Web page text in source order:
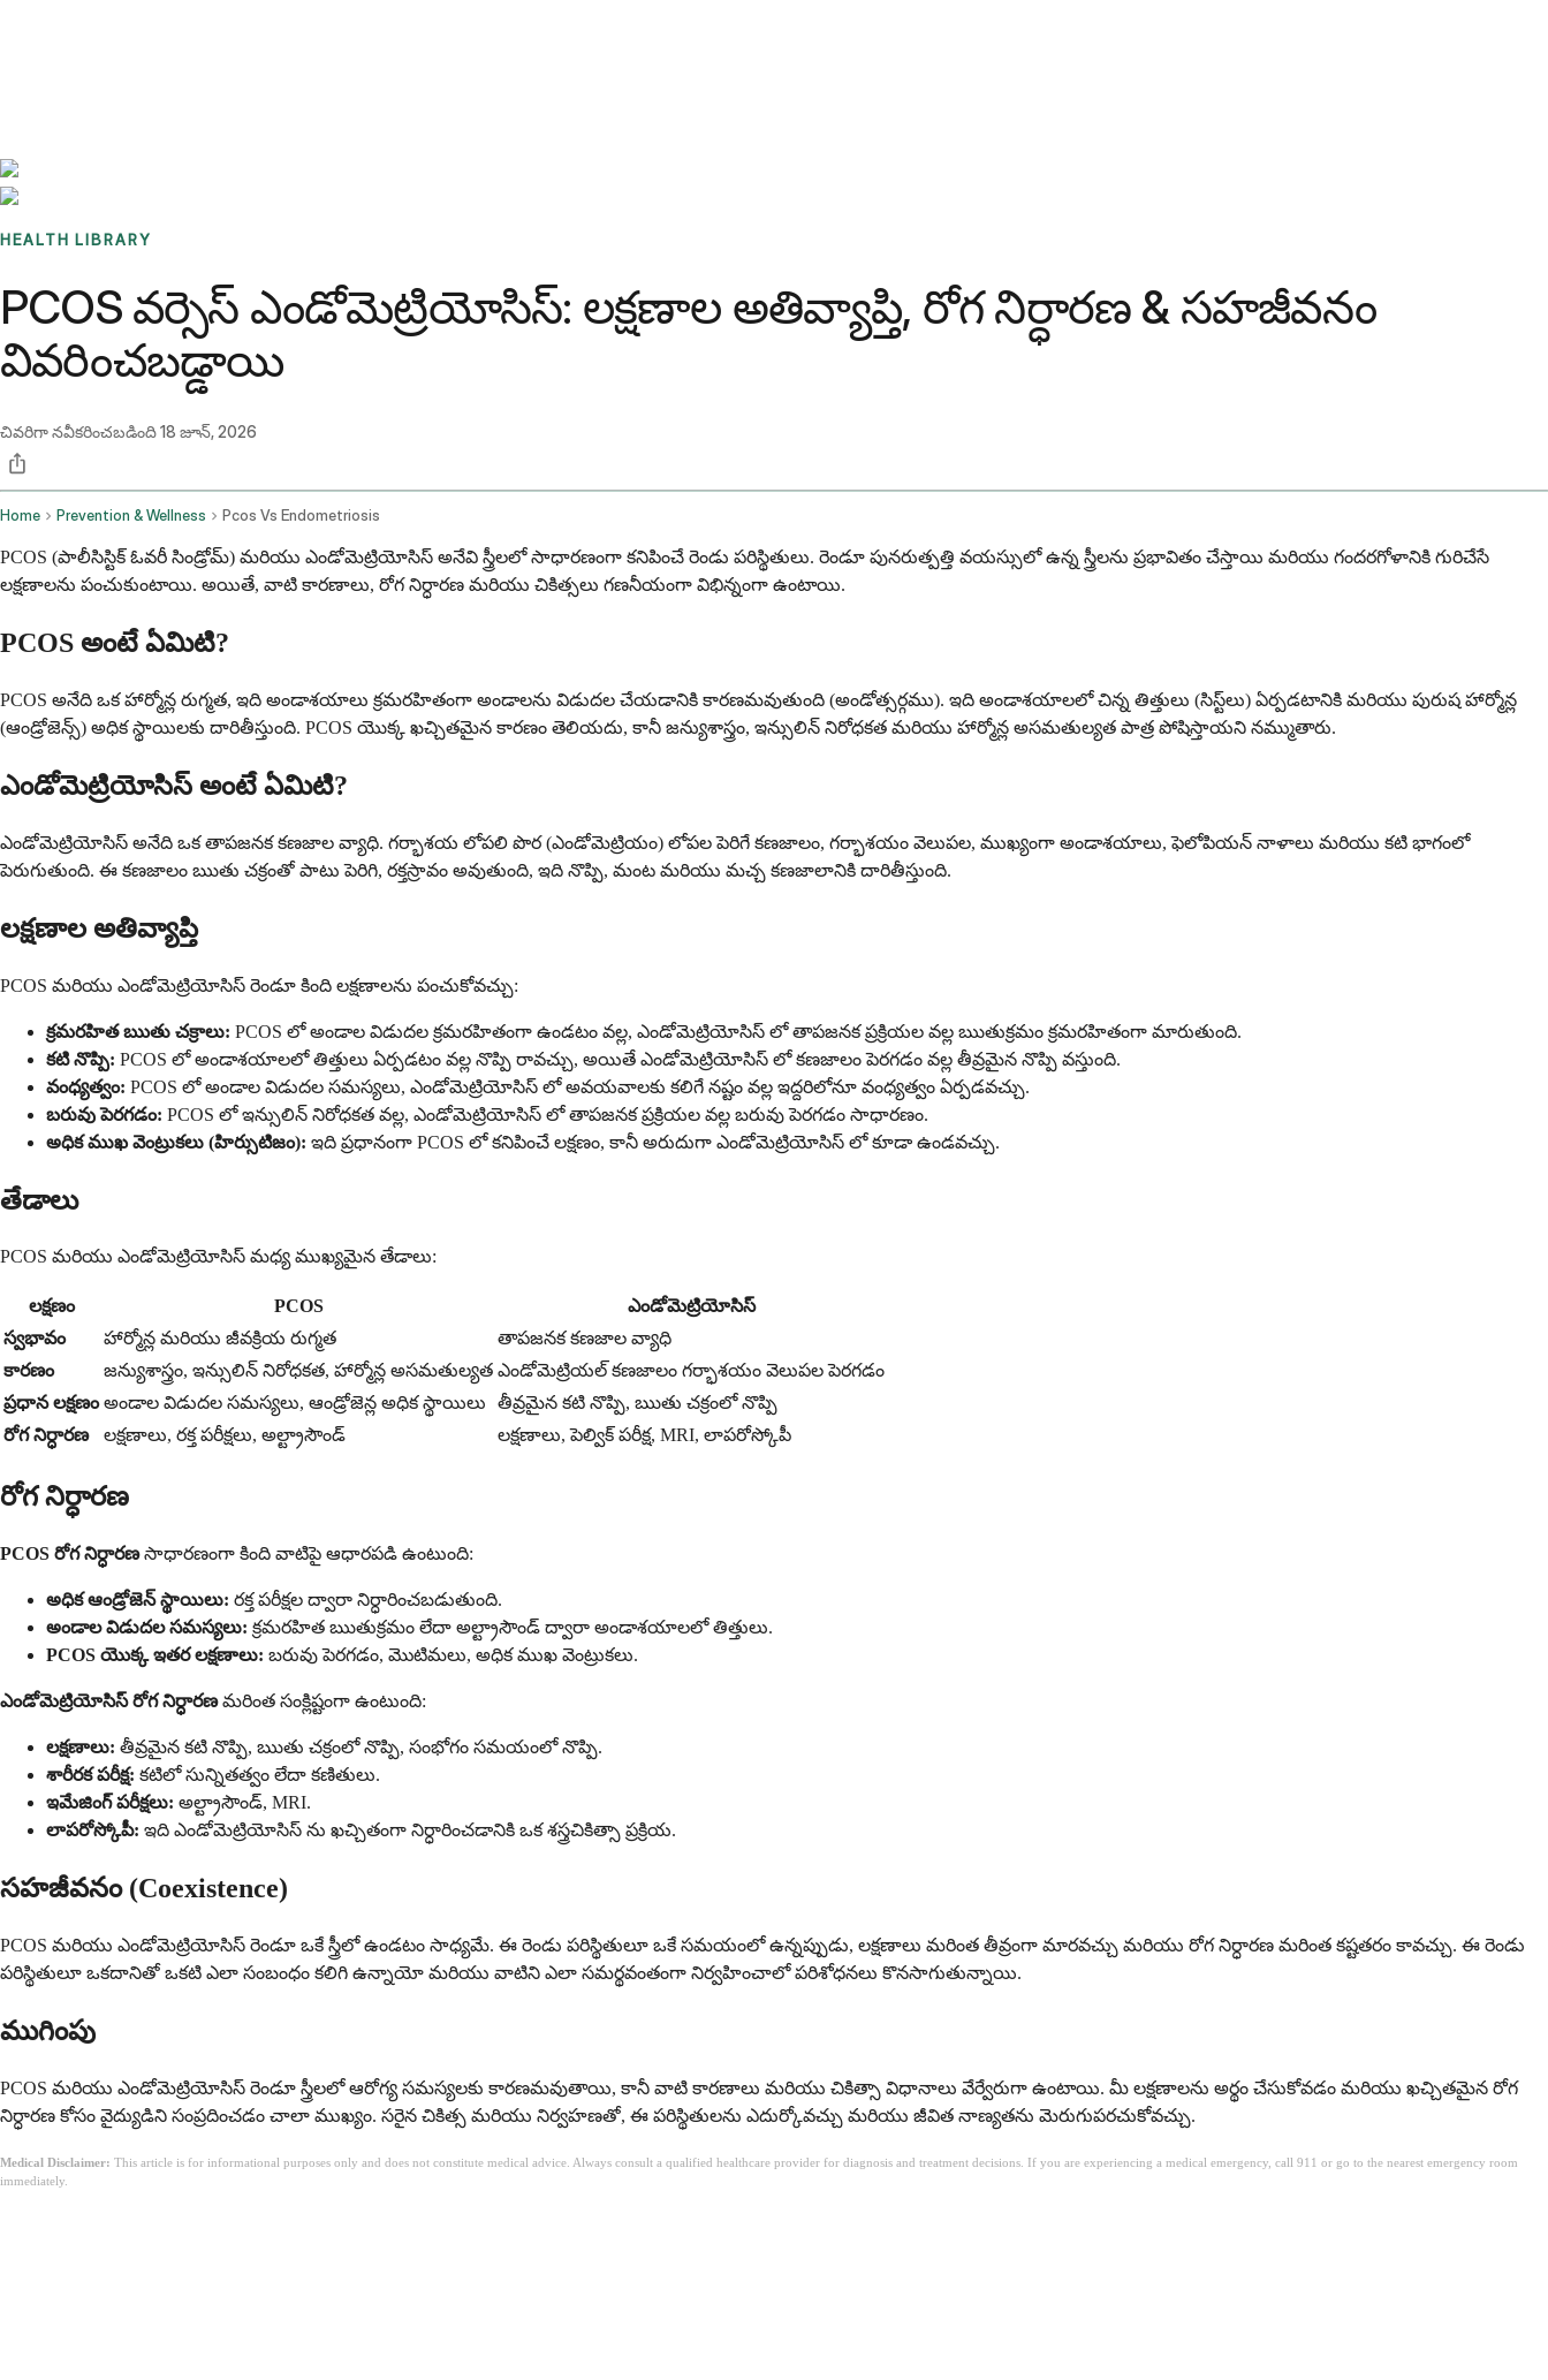
HEALTH LIBRARY
PCOS వర్సెస్ ఎండోమెట్రియోసిస్: లక్షణాల అతివ్యాప్తి, రోగ నిర్ధారణ & సహజీవనం
వివరించబడ్డాయి
చివరిగా నవీకరించబడింది18 జూన్, 2026
Home Prevention & Wellness Pcos Vs Endometriosis
PCOS (పాలీసిస్టిక్ ఓవరీ సిండ్రోమ్) మరియు ఎండోమెట్రియోసిస్ అనేవి స్త్రీలలో సాధారణంగా కనిపించే రెండు పరిస్థితులు. రెండూ పునరుత్పత్తి వయస్సులో ఉన్న స్త్రీలను ప్రభావితం చేస్తాయి మరియు గందరగోళానికి గురిచేసే
లక్షణాలను పంచుకుంటాయి. అయితే, వాటి కారణాలు, రోగ నిర్ధారణ మరియు చికిత్సలు గణనీయంగా విభిన్నంగా ఉంటాయి.
PCOS అంటే ఏమిటి?
PCOS అనేది ఒక హార్మోన్ల రుగ్మత, ఇది అండాశయాలు క్రమరహితంగా అండాలను విడుదల చేయడానికి కారణమవుతుంది (అండోత్సర్గము). ఇది అండాశయాలలో చిన్న తిత్తులు (సిస్ట్‌లు) ఏర్పడటానికి మరియు పురుష హార్మోన్ల
(ఆండ్రోజెన్స్) అధిక స్థాయిలకు దారితీస్తుంది. PCOS యొక్క ఖచ్చితమైన కారణం తెలియదు, కానీ జన్యుశాస్త్రం, ఇన్సులిన్ నిరోధకత మరియు హార్మోన్ల అసమతుల్యత పాత్ర పోషిస్తాయని నమ్ముతారు.
ఎండోమెట్రియోసిస్ అంటే ఏమిటి?
ఎండోమెట్రియోసిస్ అనేది ఒక తాపజనక కణజాల వ్యాధి. గర్భాశయ లోపలి పొర (ఎండోమెట్రియం) లోపల పెరిగే కణజాలం, గర్భాశయం వెలుపల, ముఖ్యంగా అండాశయాలు, ఫెలోపియన్ నాళాలు మరియు కటి భాగంలో
పెరుగుతుంది. ఈ కణజాలం ఋతు చక్రంతో పాటు పెరిగి, రక్తస్రావం అవుతుంది, ఇది నొప్పి, మంట మరియు మచ్చ కణజాలానికి దారితీస్తుంది.
లక్షణాల అతివ్యాప్తి
PCOS మరియు ఎండోమెట్రియోసిస్ రెండూ కింది లక్షణాలను పంచుకోవచ్చు:
క్రమరహిత ఋతు చక్రాలు: PCOS లో అండాల విడుదల క్రమరహితంగా ఉండటం వల్ల, ఎండోమెట్రియోసిస్ లో తాపజనక ప్రక్రియల వల్ల ఋతుక్రమం క్రమరహితంగా మారుతుంది.
కటి నొప్పి: PCOS లో అండాశయాలలో తిత్తులు ఏర్పడటం వల్ల నొప్పి రావచ్చు, అయితే ఎండోమెట్రియోసిస్ లో కణజాలం పెరగడం వల్ల తీవ్రమైన నొప్పి వస్తుంది.
వంధ్యత్వం: PCOS లో అండాల విడుదల సమస్యలు, ఎండోమెట్రియోసిస్ లో అవయవాలకు కలిగే నష్టం వల్ల ఇద్దరిలోనూ వంధ్యత్వం ఏర్పడవచ్చు.
బరువు పెరగడం: PCOS లో ఇన్సులిన్ నిరోధకత వల్ల, ఎండోమెట్రియోసిస్ లో తాపజనక ప్రక్రియల వల్ల బరువు పెరగడం సాధారణం.
అధిక ముఖ వెంట్రుకలు (హిర్సుటిజం): ఇది ప్రధానంగా PCOS లో కనిపించే లక్షణం, కానీ అరుదుగా ఎండోమెట్రియోసిస్ లో కూడా ఉండవచ్చు.
తేడాలు
PCOS మరియు ఎండోమెట్రియోసిస్ మధ్య ముఖ్యమైన తేడాలు:
లక్షణం PCOS
ఎండోమెట్రియోసిస్
స్వభావం
హార్మోన్ల మరియు జీవక్రియ రుగ్మత
తాపజనక కణజాల వ్యాధి
కారణం
జన్యుశాస్త్రం, ఇన్సులిన్ నిరోధకత, హార్మోన్ల అసమతుల్యత ఎండోమెట్రియల్ కణజాలం గర్భాశయం వెలుపల పెరగడం
ప్రధాన లక్షణం అండాల విడుదల సమస్యలు, ఆండ్రోజెన్ల అధిక స్థాయిలు
తీవ్రమైన కటి నొప్పి, ఋతు చక్రంలో నొప్పి
రోగ నిర్ధారణ
లక్షణాలు, రక్త పరీక్షలు, అల్ట్రాసౌండ్ లక్షణాలు, పెల్విక్ పరీక్ష, MRI, లాపరోస్కోపీ
రోగ నిర్ధారణ
PCOS రోగ నిర్ధారణసాధారణంగా కింది వాటిపై ఆధారపడి ఉంటుంది:
అధిక ఆండ్రోజెన్ స్థాయిలు: రక్త పరీక్షల ద్వారా నిర్ధారించబడుతుంది.
అండాల విడుదల సమస్యలు: క్రమరహిత ఋతుక్రమం లేదా అల్ట్రాసౌండ్ ద్వారా అండాశయాలలో తిత్తులు.
PCOS యొక్క ఇతర లక్షణాలు: బరువు పెరగడం, మొటిమలు, అధిక ముఖ వెంట్రుకలు.
ఎండోమెట్రియోసిస్ రోగ నిర్ధారణమరింత సంక్లిష్టంగా ఉంటుంది:
లక్షణాలు: తీవ్రమైన కటి నొప్పి, ఋతు చక్రంలో నొప్పి, సంభోగం సమయంలో నొప్పి.
శారీరక పరీక్ష: కటిలో సున్నితత్వం లేదా కణితులు.
ఇమేజింగ్ పరీక్షలు: అల్ట్రాసౌండ్, MRI.
లాపరోస్కోపీ: ఇది ఎండోమెట్రియోసిస్ ను ఖచ్చితంగా నిర్ధారించడానికి ఒక శస్త్రచికిత్సా ప్రక్రియ.
సహజీవనం (Coexistence)
PCOS మరియు ఎండోమెట్రియోసిస్ రెండూ ఒకే స్త్రీలో ఉండటం సాధ్యమే. ఈ రెండు పరిస్థితులూ ఒకే సమయంలో ఉన్నప్పుడు, లక్షణాలు మరింత తీవ్రంగా మారవచ్చు మరియు రోగ నిర్ధారణ మరింత కష్టతరం కావచ్చు. ఈ రెండు
పరిస్థితులూ ఒకదానితో ఒకటి ఎలా సంబంధం కలిగి ఉన్నాయో మరియు వాటిని ఎలా సమర్థవంతంగా నిర్వహించాలో పరిశోధనలు కొనసాగుతున్నాయి.
ముగింపు
PCOS మరియు ఎండోమెట్రియోసిస్ రెండూ స్త్రీలలో ఆరోగ్య సమస్యలకు కారణమవుతాయి, కానీ వాటి కారణాలు మరియు చికిత్సా విధానాలు వేర్వేరుగా ఉంటాయి. మీ లక్షణాలను అర్థం చేసుకోవడం మరియు ఖచ్చితమైన రోగ
నిర్ధారణ కోసం వైద్యుడిని సంప్రదించడం చాలా ముఖ్యం. సరైన చికిత్స మరియు నిర్వహణతో, ఈ పరిస్థితులను ఎదుర్కోవచ్చు మరియు జీవిత నాణ్యతను మెరుగుపరచుకోవచ్చు.
Medical Disclaimer: This article is for informational purposes only and does not constitute medical advice. Always consult a qualified healthcare provider for diagnosis and treatment decisions. If you are experiencing a medical emergency, call 911 or go to the nearest emergency room
immediately.